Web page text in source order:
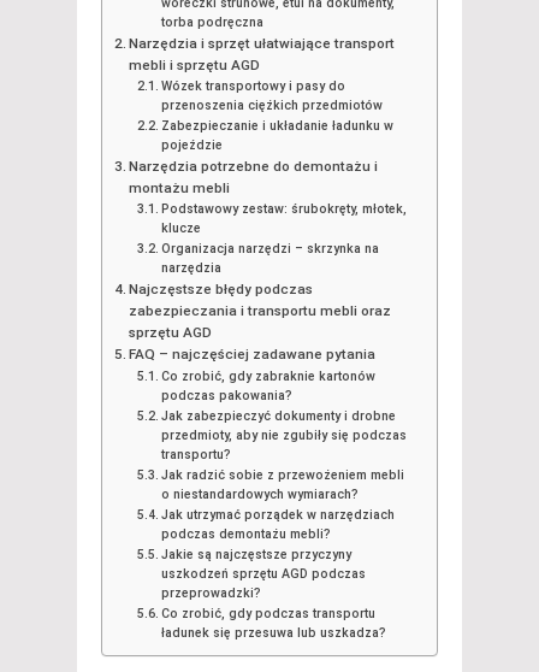
woreczki strunowe, etui na dokumenty,
torba podręczna
Narzędzia i sprzęt ułatwiające transport
mebli i sprzętu AGD
Wózek transportowy i pasy do
przenoszenia ciężkich przedmiotów
Zabezpieczanie i układanie ładunku w
pojeździe
Narzędzia potrzebne do demontażu i
montażu mebli
Podstawowy zestaw: śrubokręty, młotek,
klucze
Organizacja narzędzi – skrzynka na
narzędzia
Najczęstsze błędy podczas
zabezpieczania i transportu mebli oraz
sprzętu AGD
FAQ – najczęściej zadawane pytania
Co zrobić, gdy zabraknie kartonów
podczas pakowania?
Jak zabezpieczyć dokumenty i drobne
przedmioty, aby nie zgubiły się podczas
transportu?
Jak radzić sobie z przewożeniem mebli
o niestandardowych wymiarach?
Jak utrzymać porządek w narzędziach
podczas demontażu mebli?
Jakie są najczęstsze przyczyny
uszkodzeń sprzętu AGD podczas
przeprowadzki?
Co zrobić, gdy podczas transportu
ładunek się przesuwa lub uszkadza?